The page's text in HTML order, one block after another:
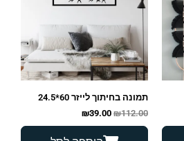
תמונה בחיתוך לייזר 60*24.5
₪112.00
₪39.00